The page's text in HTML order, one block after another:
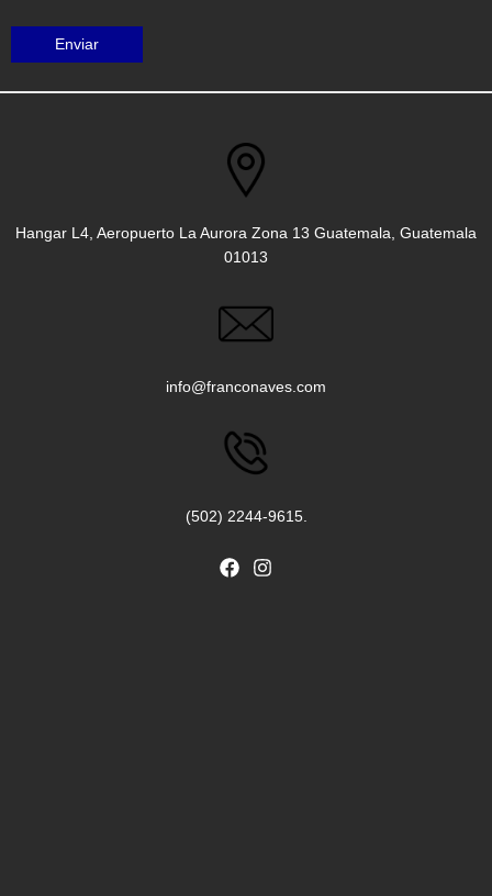
Hangar L4, Aeropuerto La Aurora Zona 13 Guatemala, Guatemala
01013
info@franconaves.com
(502) 2244-9615.